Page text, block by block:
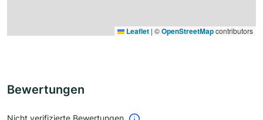
Leaflet | ©OpenStreetMapcontributors
Bewertungen